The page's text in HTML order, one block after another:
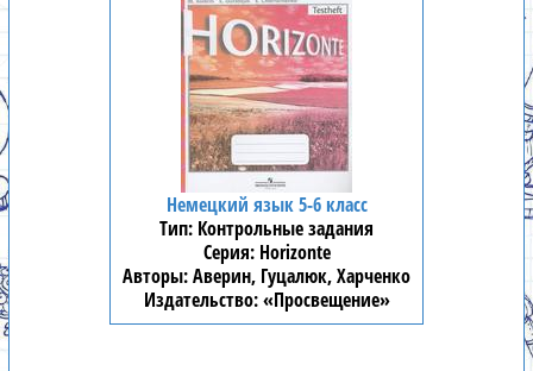
Немецкий язык 5-6 класс
Контрольные задания
Horizonte
Аверин, Гуцалюк, Харченко
«Просвещение»